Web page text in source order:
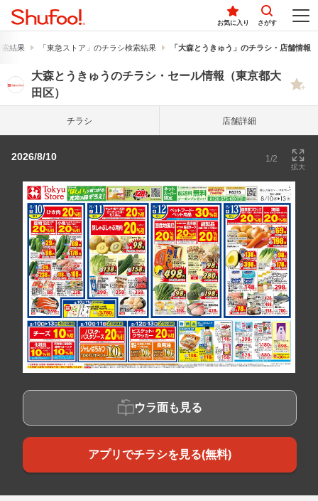
お気に入り さがす
結果 「東急ストア」のチラシ検索結果 「大森とうきゅう」のチラシ・店舗情報
大森とうきゅうのチラシ・セール情報（東京都大
田区）
チラシ 店舗詳細
2026/8/10 1/2
拡大
ウラ面も見る
アプリでチラシを見る(無料)